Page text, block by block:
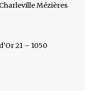
Mézières
21 – 1050